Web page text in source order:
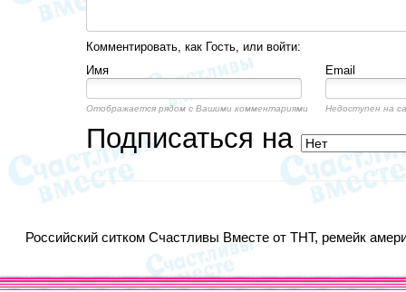
Комментировать, как Гость, или войти:
Имя
Email
Отображается рядом с Вашими комментариями Недоступен на
Подписаться на
Российский ситком Счастливы Вместе от ТНТ, ремейк